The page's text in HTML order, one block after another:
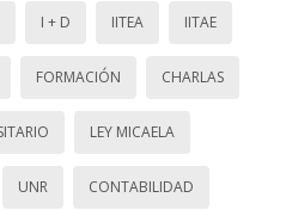
I + D IITEA IITAE
FORMACIÓN CHARLAS
LEY MICAELA
UNR CONTABILIDAD